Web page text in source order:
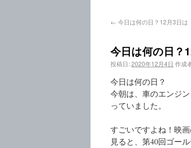
← 今日は何の日？12月3日は
今日は何の日？
投稿日:2020年12月4日 作成
今日は何の日？
今朝は、車のエンジ
っていました。
すごいですよね！映
見ると、第40回ゴー